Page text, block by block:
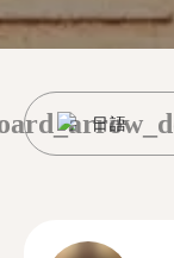
日語